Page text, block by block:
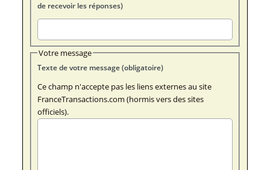
de recevoir les réponses)
Votre message
Texte de votre message (obligatoire)
Ce champ n'accepte pas les liens externes au site
FranceTransactions.com (hormis vers des sites
officiels).